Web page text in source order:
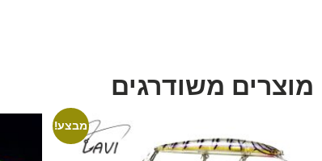
מוצרים משודרגים
מבצע!